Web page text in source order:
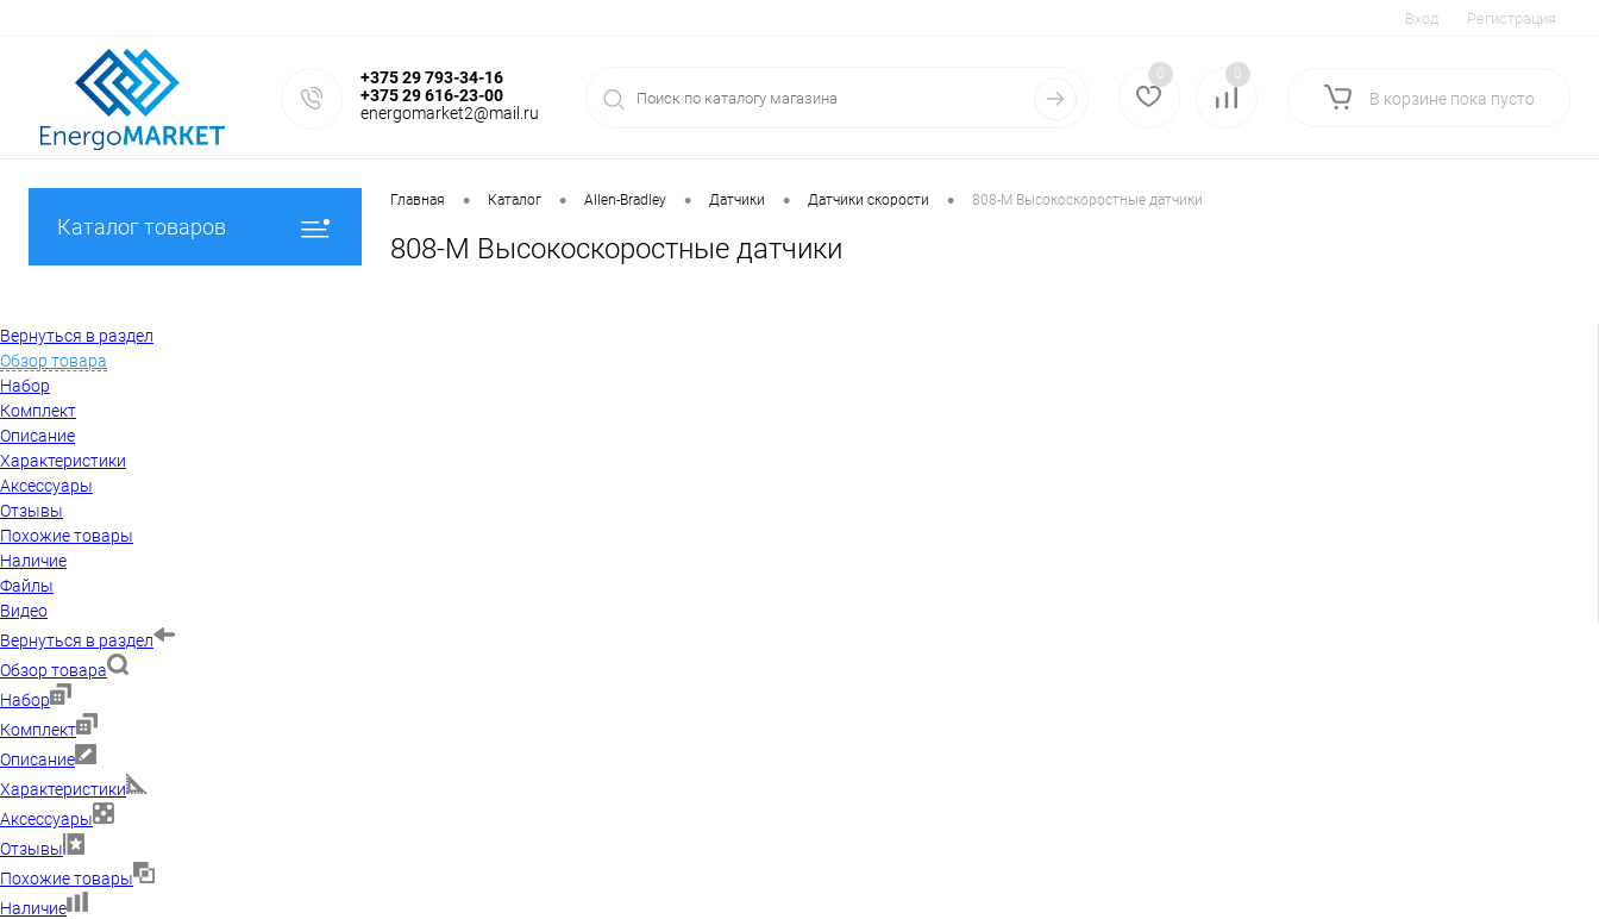
Вход Регистрация
+375 29 793-34-16
+375 29 616-23-00
energomarket2@mail.ru
0 0
В корзине пока пусто
Каталог товаров
Главная • Каталог • Allen-Bradley • Датчики • Датчики скорости • 808-M Высокоскоростные датчики
808-M Высокоскоростные датчики
Вернуться в раздел
Обзор товара
Набор
Комплект
Описание
Характеристики
Аксессуары
Отзывы
Похожие товары
Наличие
Файлы
Видео
Вернуться в раздел
Обзор товара
Набор
Комплект
Описание
Характеристики
Аксессуары
Отзывы
Похожие товары
Наличие